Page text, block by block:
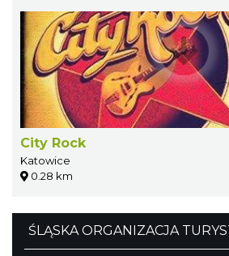
City Rock
Katowice
0.28 km
ŚLĄSKA ORGANIZACJA